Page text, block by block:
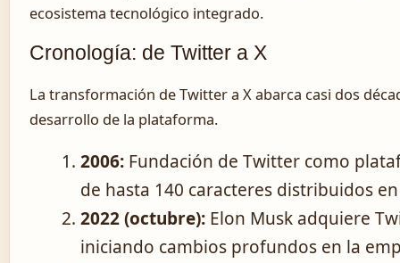
ecosistema tecnológico integrado.
Cronología: de Twitter a X
La transformación de Twitter a X abarca casi dos
desarrollo de la plataforma.
2006: Fundación de Twitter como
de hasta 140 caracteres distribuidos
2022 (octubre): Elon Musk adquiere
iniciando cambios profundos en la